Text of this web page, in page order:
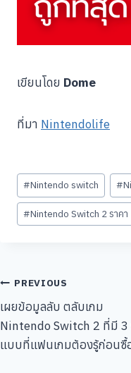
เขียนโดย Dome
ที่มา Nintendolife
Post
Tags:
#Nintendo switch #
#Nintendo Switch 2 ราคา
แนะแนว
เรื่อง
PREVIOUS
เผยข้อมูลลับ ตลับเกม
Nintendo Switch 2 ที่มี 3
แบบที่แฟนเกมต้องรู้ก่อนซื้